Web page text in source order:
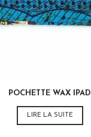
POCHETTE WAX IPAD
LIRE LA SUITE